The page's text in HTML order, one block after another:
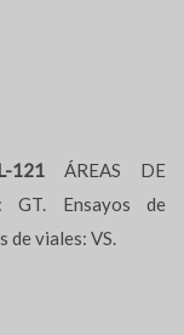
121ÁREAS DE
GT. Ensayos de
de viales: VS.